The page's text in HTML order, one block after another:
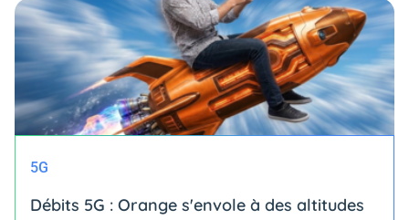
5G
Débits 5G : Orange s'envole à des altitudes